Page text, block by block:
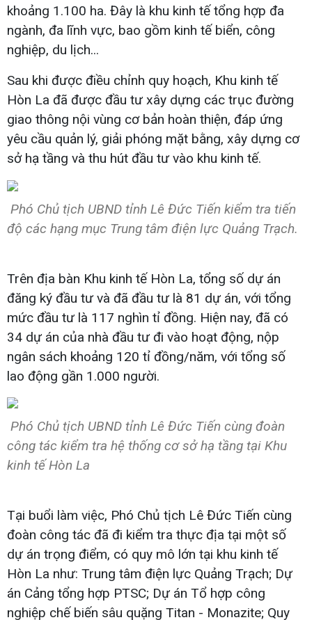
khoảng 1.100 ha. Đây là khu kinh tế tổng hợp đa
ngành, đa lĩnh vực, bao gồm kinh tế biển, công
nghiệp, du lịch...
Sau khi được điều chỉnh quy hoạch, Khu kinh tế
Hòn La đã được đầu tư xây dựng các trục đường
giao thông nội vùng cơ bản hoàn thiện, đáp ứng
yêu cầu quản lý, giải phóng mặt bằng, xây dựng cơ
sở hạ tầng và thu hút đầu tư vào khu kinh tế.
Phó Chủ tịch UBND tỉnh Lê Đức Tiến kiểm tra tiến
độ các hạng mục Trung tâm điện lực Quảng Trạch.
Trên địa bàn Khu kinh tế Hòn La, tổng số dự án
đăng ký đầu tư và đã đầu tư là 81 dự án, với tổng
mức đầu tư là 117 nghìn tỉ đồng. Hiện nay, đã có
34 dự án của nhà đầu tư đi vào hoạt động, nộp
ngân sách khoảng 120 tỉ đồng/năm, với tổng số
lao động gần 1.000 người.
Phó Chủ tịch UBND tỉnh Lê Đức Tiến cùng đoàn
công tác kiểm tra hệ thống cơ sở hạ tầng tại Khu
kinh tế Hòn La
Tại buổi làm việc, Phó Chủ tịch Lê Đức Tiến cùng
đoàn công tác đã đi kiểm tra thực địa tại một số
dự án trọng điểm, có quy mô lớn tại khu kinh tế
Hòn La như: Trung tâm điện lực Quảng Trạch; Dự
án Cảng tổng hợp PTSC; Dự án Tổ hợp công
nghiệp chế biến sâu quặng Titan - Monazite; Quy